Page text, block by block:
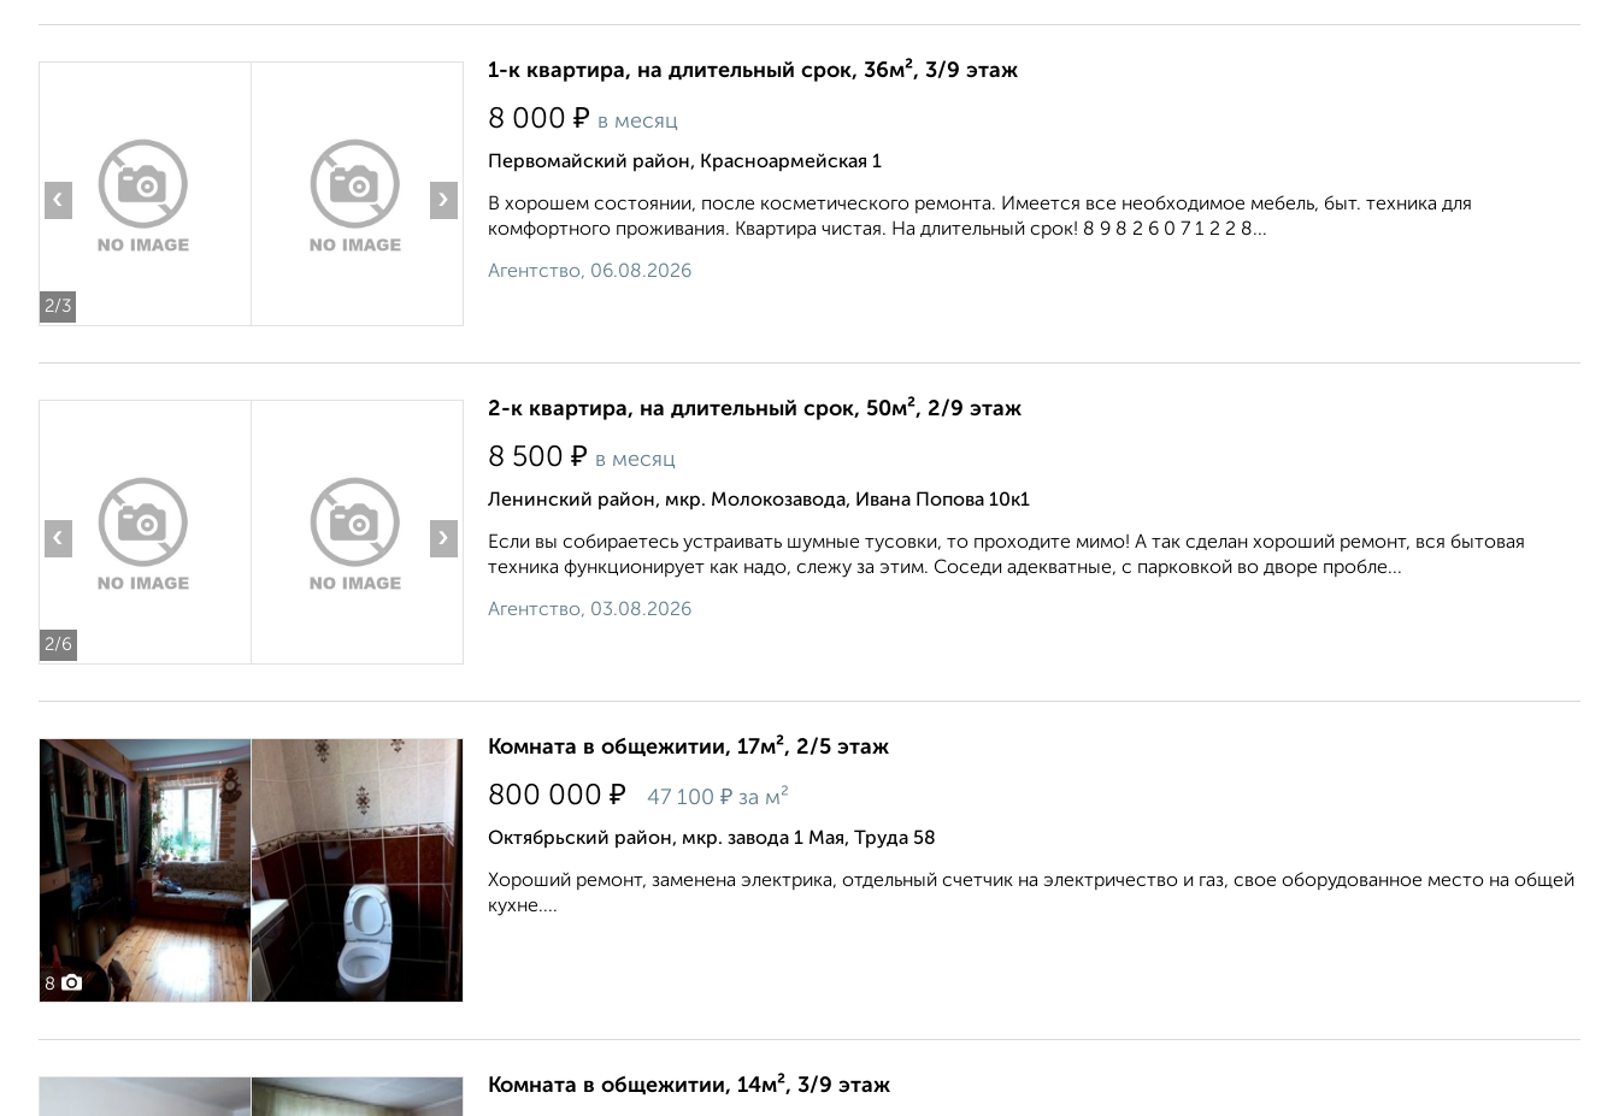
2/3
‹ ›
1-к квартира, на длительный срок, 36м², 3/9 этаж
8 000 ₽ в месяц
Первомайский район, Красноармейская 1
В хорошем состоянии, после косметического ремонта. Имеется все необходимое мебель, быт. техника для
комфортного проживания. Квартира чистая. На длительный срок! 8 9 8 2 6 0 7 1 2 2 8...
Агентство, 06.08.2026
2/6
‹ ›
2-к квартира, на длительный срок, 50м², 2/9 этаж
8 500 ₽ в месяц
Ленинский район, мкр. Молокозавода, Ивана Попова 10к1
Если вы собираетесь устраивать шумные тусовки, то проходите мимо! А так сделан хороший ремонт, вся бытовая
техника функционирует как надо, слежу за этим. Соседи адекватные, с парковкой во дворе пробле...
Агентство, 03.08.2026
8
Комната в общежитии, 17м², 2/5 этаж
800 000 ₽ 47 100 ₽ за м²
Октябрьский район, мкр. завода 1 Мая, Труда 58
Хороший ремонт, заменена электрика, отдельный счетчик на электричество и газ, свое оборудованное место на общей
кухне....
Комната в общежитии, 14м², 3/9 этаж